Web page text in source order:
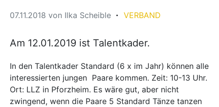
07.11.2018 von Ilka Scheible VERBAND
Am 12.01.2019 ist Talentkader.
In den Talentkader Standard (6 x im Jahr) können alle
interessierten jungen Paare kommen. Zeit: 10-13 Uhr.
Ort: LLZ in Pforzheim. Es wäre gut, aber nicht
zwingend, wenn die Paare 5 Standard Tänze tanzen